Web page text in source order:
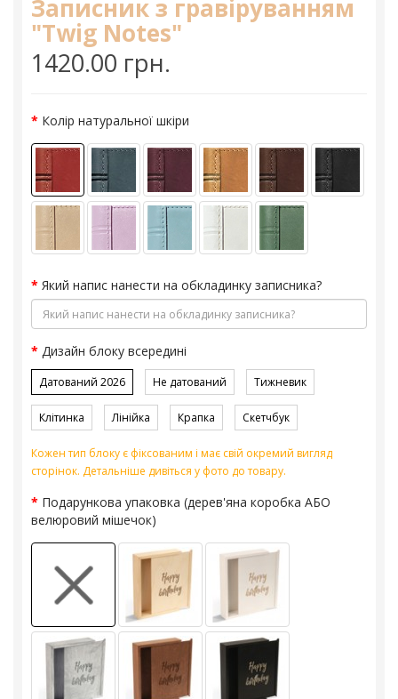
Записник з гравіруванням
"Twig Notes"
1420.00 грн.
Колір натуральної шкіри
Який напис нанести на обкладинку записника?
Дизайн блоку всередині
Датований 2026 Не датований Тижневик
Клітинка Лінійка Крапка Скетчбук
Кожен тип блоку є фіксованим і має свій окремий вигляд
сторінок. Детальніше дивіться у фото до товару.
Подарункова упаковка (дерев'яна коробка АБО
велюровий мішечок)